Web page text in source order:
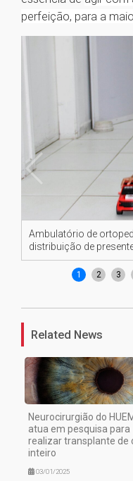
perfeição, para a
Ambulatório de
distribuição de
1 2 3
Related News
Neurocirurgião do
atua em pesquisa para
realizar transplante de
inteiro
03/01/2025